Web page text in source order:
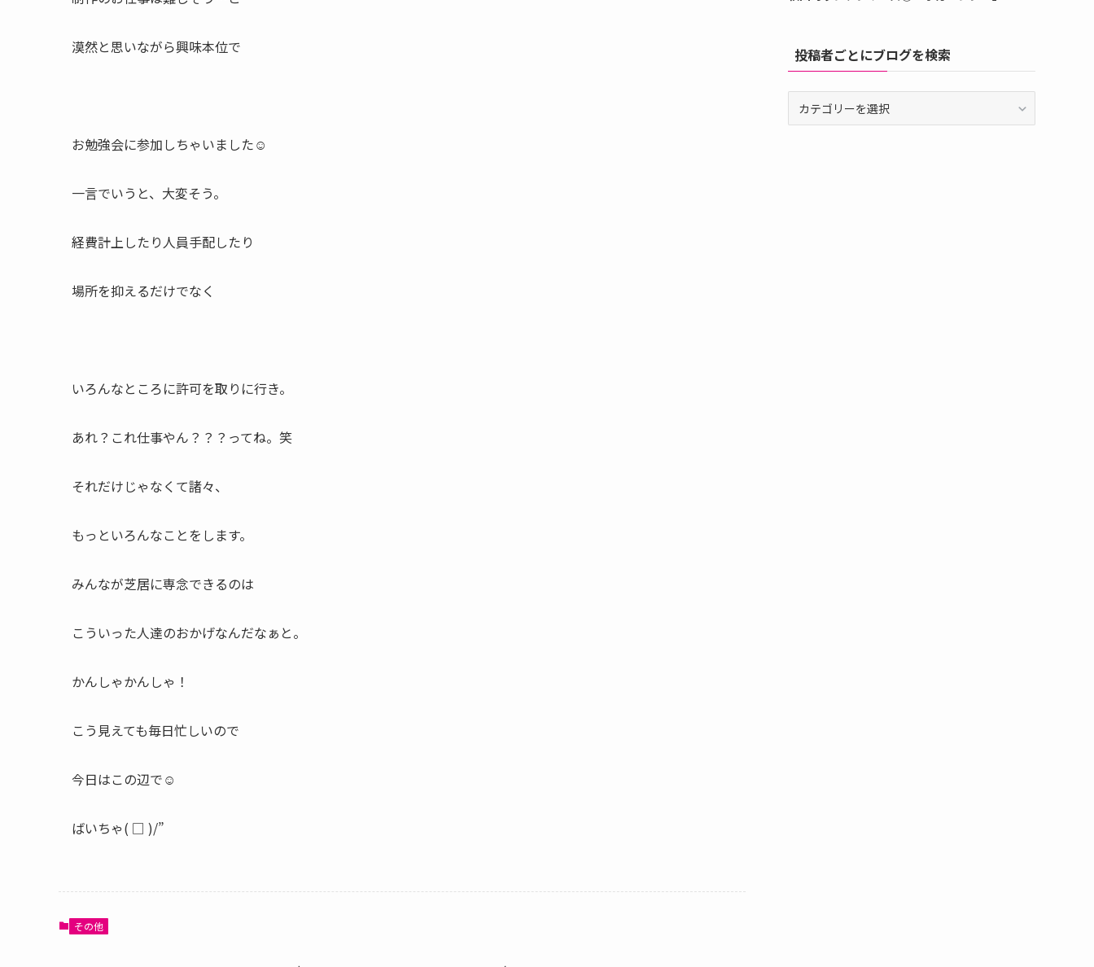
漠然と思いながら興味本位で
お勉強会に参加しちゃいました☺︎
一言でいうと、大変そう。
経費計上したり人員手配したり
場所を抑えるだけでなく
いろんなところに許可を取りに行き。
あれ？これ仕事やん？？？ってね。笑
それだけじゃなくて諸々、
もっといろんなことをします。
みんなが芝居に専念できるのは
こういった人達のおかげなんだなぁと。
かんしゃかんしゃ！
こう見えても毎日忙しいので
今日はこの辺で☺︎
ばいちゃ( □ )/”
その他
投稿者ごとにブログを検索